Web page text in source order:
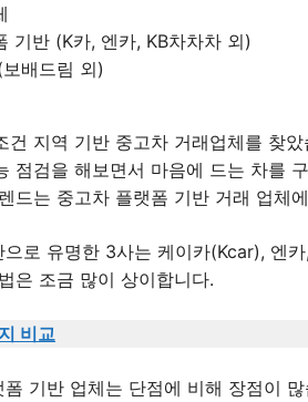
기반 (K카, 엔카, KB차차차 외)
배드림 외)
건 지역 기반 중고차 거래업체를 찾
점검을 해보면서 마음에 드는 차를
드는 중고차 플랫폼 기반 거래 업체
로 유명한 3사는 케이카(Kcar), 엔
은 조금 많이 상이합니다.
비교
기반 업체는 단점에 비해 장점이